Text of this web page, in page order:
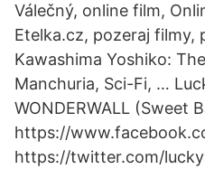
Válečný, online film,
Etelka.cz, pozeraj filmy,
Kawashima Yoshiko:
Manchuria, Sci-Fi, …
WONDERWALL (Sweet
https://
https://twitter.com/